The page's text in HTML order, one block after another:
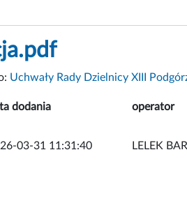
Uchwały Rady Dzielnicy XIII
dodania operator
03-31 11:31:40 LELEK